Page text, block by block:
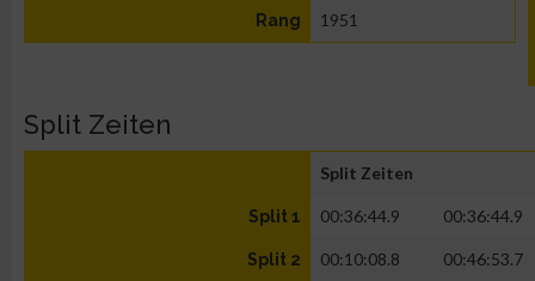
Rang 1951
Split Zeiten
Split Zeiten
Split 1 00:36:44.9 00:36:44.9
Split 2 00:10:08.8 00:46:53.7